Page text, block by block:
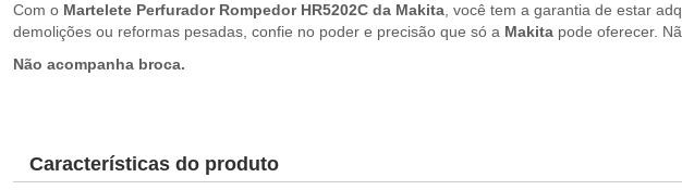
Com o Martelete Perfurador Rompedor HR5202C da Makita, você tem a garantia de estar
demolições ou reformas pesadas, confie no poder e precisão que só a Makita pode oferecer.
Não acompanha broca.
Características do produto